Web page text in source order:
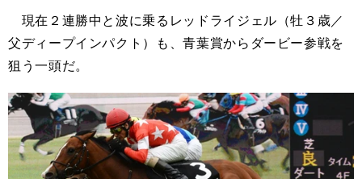
現在２連勝中と波に乗るレッドライジェル（牡３歳／
父ディープインパクト）も、青葉賞からダービー参戦を
狙う一頭だ。